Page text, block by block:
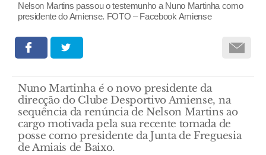
Nelson Martins passou o testemunho a Nuno Martinha como
presidente do Amiense. FOTO – Facebook Amiense
Nuno Martinha é o novo presidente da
direcção do Clube Desportivo Amiense, na
sequência da renúncia de Nelson Martins ao
cargo motivada pela sua recente tomada de
posse como presidente da Junta de Freguesia
de Amiais de Baixo.